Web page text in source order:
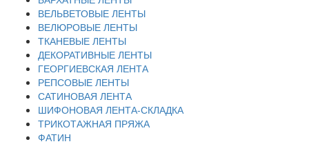
ВЕЛЬВЕТОВЫЕ ЛЕНТЫ
ВЕЛЮРОВЫЕ ЛЕНТЫ
ТКАНЕВЫЕ ЛЕНТЫ
ДЕКОРАТИВНЫЕ ЛЕНТЫ
ГЕОРГИЕВСКАЯ ЛЕНТА
РЕПСОВЫЕ ЛЕНТЫ
САТИНОВАЯ ЛЕНТА
ШИФОНОВАЯ ЛЕНТА-СКЛАДКА
ТРИКОТАЖНАЯ ПРЯЖА
ФАТИН